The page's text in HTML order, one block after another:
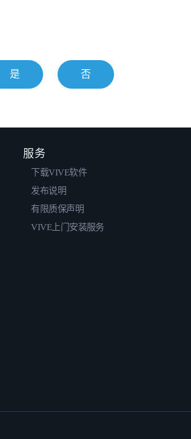
是 否
服务
下载VIVE软件
发布说明
有限质保声明
VIVE上门安装服务